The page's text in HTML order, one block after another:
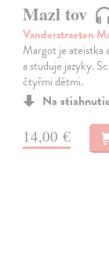
Mazl tov
Vanderstraeten
Margot je ateistka
a studuje jazyky.
čtyřmi dětmi.
Na
14,00 €